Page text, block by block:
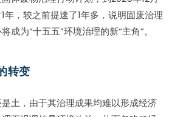
年，较之前提速了1年多，说明固废治理
成为“十五五”环境治理的新“主角”。
转变
土，由于其治理成果均难以形成经济